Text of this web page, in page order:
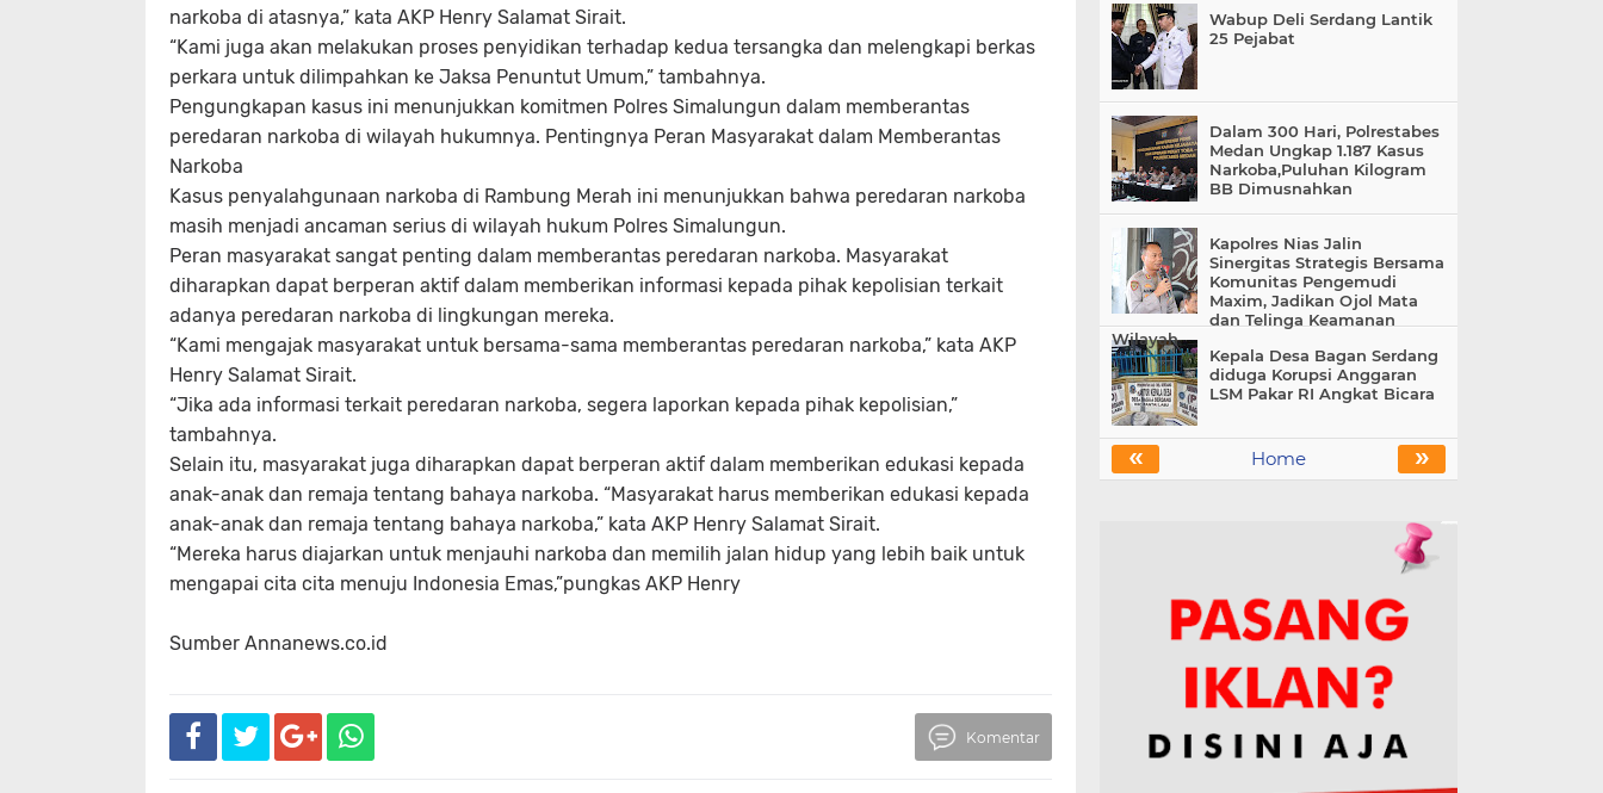
narkoba di atasnya,” kata AKP Henry Salamat Sirait.
“Kami juga akan melakukan proses penyidikan terhadap kedua tersangka dan melengkapi berkas
perkara untuk dilimpahkan ke Jaksa Penuntut Umum,” tambahnya.
Pengungkapan kasus ini menunjukkan komitmen Polres Simalungun dalam memberantas
peredaran narkoba di wilayah hukumnya. Pentingnya Peran Masyarakat dalam Memberantas
Narkoba
Kasus penyalahgunaan narkoba di Rambung Merah ini menunjukkan bahwa peredaran narkoba
masih menjadi ancaman serius di wilayah hukum Polres Simalungun.
Peran masyarakat sangat penting dalam memberantas peredaran narkoba. Masyarakat
diharapkan dapat berperan aktif dalam memberikan informasi kepada pihak kepolisian terkait
adanya peredaran narkoba di lingkungan mereka.
“Kami mengajak masyarakat untuk bersama-sama memberantas peredaran narkoba,” kata AKP
Henry Salamat Sirait.
“Jika ada informasi terkait peredaran narkoba, segera laporkan kepada pihak kepolisian,”
tambahnya.
Selain itu, masyarakat juga diharapkan dapat berperan aktif dalam memberikan edukasi kepada
anak-anak dan remaja tentang bahaya narkoba. “Masyarakat harus memberikan edukasi kepada
anak-anak dan remaja tentang bahaya narkoba,” kata AKP Henry Salamat Sirait.
“Mereka harus diajarkan untuk menjauhi narkoba dan memilih jalan hidup yang lebih baik untuk
mengapai cita cita menuju Indonesia Emas,”pungkas AKP Henry
Sumber Annanews.co.id
Komentar
Wabup Deli Serdang Lantik
25 Pejabat
Dalam 300 Hari, Polrestabes
Medan Ungkap 1.187 Kasus
Narkoba,Puluhan Kilogram
BB Dimusnahkan
Kapolres Nias Jalin
Sinergitas Strategis Bersama
Komunitas Pengemudi
Maxim, Jadikan Ojol Mata
dan Telinga Keamanan
Wilayah
Kepala Desa Bagan Serdang
diduga Korupsi Anggaran
LSM Pakar RI Angkat Bicara
« »
Home